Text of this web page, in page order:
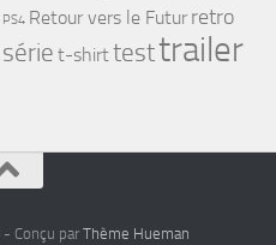
PS4 Retour vers le Futur retro
série t-shirttesttrailer
- Conçu par Thème Hueman